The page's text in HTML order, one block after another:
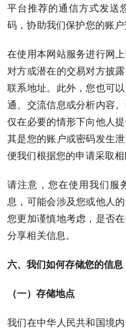
平台推荐的通信方式发送
码，协助我们保护您的账户
在使用本网站服务进行网
对方或潜在的交易对方披
联系地址。此外，您也可
通、交流信息或分析内容
仅在必要的情形下向他人
其是您的账户或密码发生
便我们根据您的申请采取相
请注意，您在使用我们服
息，可能会涉及您或他人
您更加谨慎地考虑，是否
分享相关信息。
六、我们如何存储您的信息
（一）存储地点
我们在中华人民共和国境